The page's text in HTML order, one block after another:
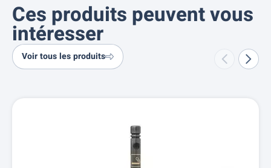
Ces produits peuvent vous
intéresser
Voir tous les produits